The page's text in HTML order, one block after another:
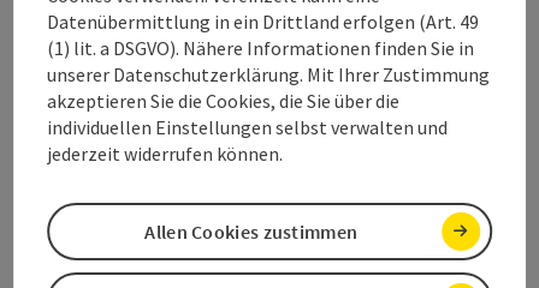
Tour und Routeninformationen
Eignung
Datenübermittlung in ein Drittland erfolgen (Art. 49
(1) lit. a DSGVO). Nähere Informationen finden Sie in
unserer Datenschutzerklärung. Mit Ihrer Zustimmung
akzeptieren Sie die Cookies, die Sie über die
individuellen Einstellungen selbst verwalten und
jederzeit widerrufen können.
Allen Cookies zustimmen